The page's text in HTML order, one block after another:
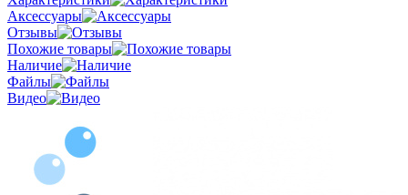
Аксессуары
Отзывы
Похожие товары
Наличие
Файлы
Видео